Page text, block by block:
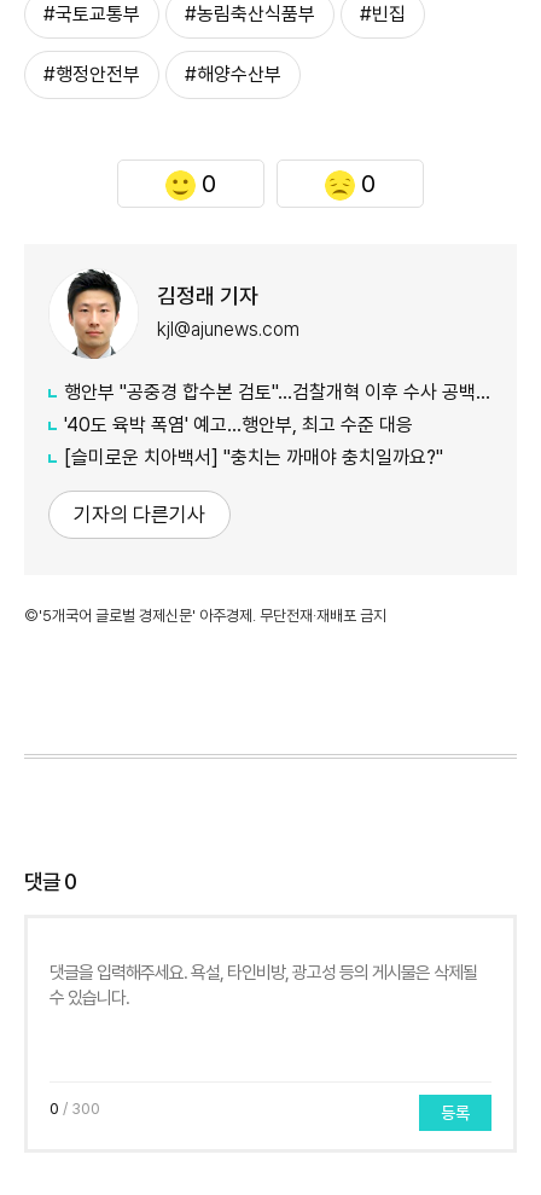
#국토교통부 #농림축산식품부 #빈집
#행정안전부 #해양수산부
0 0
김정래 기자
kjl@ajunews.com
행안부 "공중경 합수본 검토"…검찰개혁 이후 수사 공백 대응 나서
'40도 육박 폭염' 예고…행안부, 최고 수준 대응
[슬미로운 치아백서] "충치는 까매야 충치일까요?"
기자의 다른기사
©'5개국어 글로벌 경제신문' 아주경제. 무단전재·재배포 금지
댓글0
0 / 300 등록